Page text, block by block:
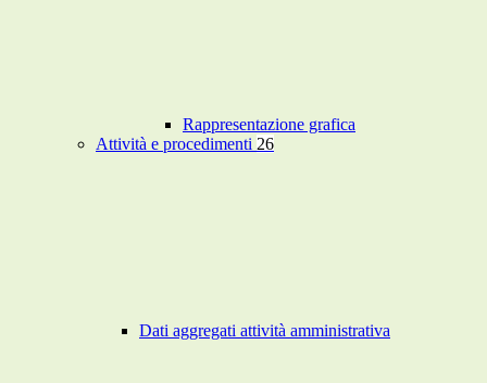
Rappresentazione grafica
Attività e procedimenti 26
Dati aggregati attività amministrativa